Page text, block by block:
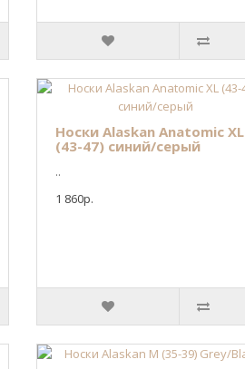
Носки Alaskan Anatomic XL
(43-47) синий/серый
..
1 860р.